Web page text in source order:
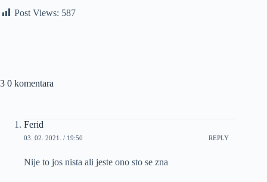
Post Views: 587
3 0 komentara
Ferid
03. 02. 2021. / 19:50 REPLY
Nije to jos nista ali jeste ono sto se zna